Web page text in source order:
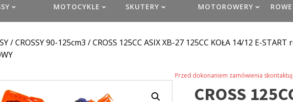
MOTOCYKLE SKUTERY MOTOROWERY
/CROSSY 90-125cm3 / CROSS 125CC ASIX XB-27 125CC KOŁA 14/12 E-
Przed dokonaniem zamówienia
CROSS